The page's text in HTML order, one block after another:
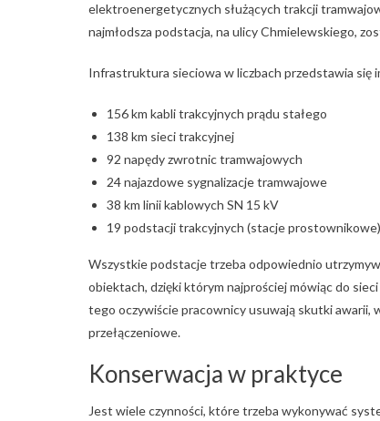
elektroenergetycznych służących trakcji
najmłodsza podstacja, na ulicy Chmielewskiego,
Infrastruktura sieciowa w liczbach przedstawia się
156 km kabli trakcyjnych prądu stałego
138 km sieci trakcyjnej
92 napędy zwrotnic tramwajowych
24 najazdowe sygnalizacje tramwajowe
38 km linii kablowych SN 15 kV
19 podstacji trakcyjnych (stacje
Wszystkie podstacje trzeba odpowiednio
obiektach, dzięki którym najprościej mówiąc do
tego oczywiście pracownicy usuwają skutki awarii,
przełączeniowe.
Konserwacja w praktyce
Jest wiele czynności, które trzeba wykonywać